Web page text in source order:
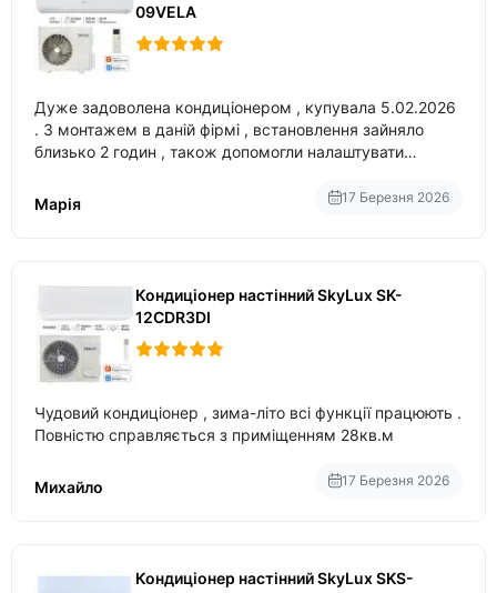
09VELA
Дуже задоволена кондиціонером , купувала 5.02.2026
. З монтажем в даній фірмі , встановлення зайняло
близько 2 годин , також допомогли налаштувати
Марія
17 Березня 2026
Кондиціонер настінний SkyLux SK-
12CDR3DI
Чудовий кондиціонер , зима-літо всі функції працюють .
Повністю справляється з приміщенням 28кв.м
Михайло 17 Березня 2026
Кондиціонер настінний SkyLux SKS-